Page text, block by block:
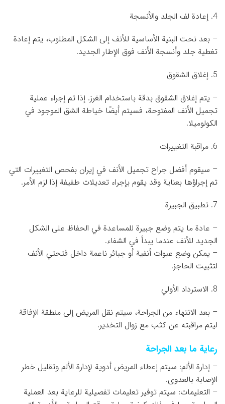
4. إعادة لف الجلد والأنسجة
– بعد نحت البنية الأساسية للأنف إلى الشكل المطلوب، يتم إعادة
تغطية جلد وأنسجة الأنف فوق الإطار الجديد.
5. إغلاق الشقوق
– يتم إغلاق الشقوق بدقة باستخدام الغرز. إذا تم إجراء عملية
تجميل الأنف المفتوحة، فسيتم أيضًا خياطة الشق الموجود في
الكولوميلا.
6. مراقبة التغييرات
– سيقوم أفضل جراح تجميل الأنف في إيران بفحص التغييرات التي
تم إجراؤها بعناية وقد يقوم بإجراء تعديلات طفيفة إذا لزم الأمر.
7. تطبيق الجبيرة
– عادة ما يتم وضع جبيرة للمساعدة في الحفاظ على الشكل
الجديد للأنف عندما يبدأ في الشفاء.
– يمكن وضع عبوات أنفية أو جبائر ناعمة داخل فتحتي الأنف
لتثبيت الحاجز.
8. الاسترداد الأولي
– بعد الانتهاء من الجراحة، سيتم نقل المريض إلى منطقة الإفاقة
ليتم مراقبته عن كثب مع زوال التخدير.
رعاية ما بعد الجراحة
– إدارة الألم: سيتم إعطاء المريض أدوية لإدارة الألم وتقليل خطر
الإصابة بالعدوى.
– التعليمات: سيتم توفير تعليمات تفصيلية للرعاية بعد العملية